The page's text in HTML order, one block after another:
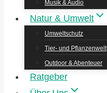
Musik & Audio
Natur & Umwelt
Umweltschutz
Tier- und Pflanzenwelt
Outdoor & Abenteuer
Ratgeber